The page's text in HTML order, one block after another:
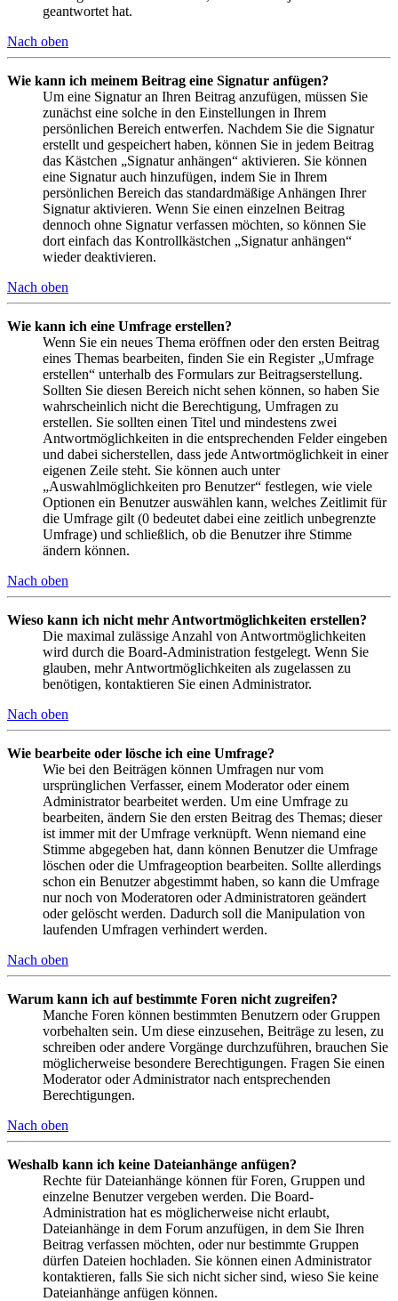
geantwortet hat.
Nach oben
Wie kann ich meinem Beitrag eine Signatur anfügen?
Um eine Signatur an Ihren Beitrag anzufügen, müssen Sie
zunächst eine solche in den Einstellungen in Ihrem
persönlichen Bereich entwerfen. Nachdem Sie die Signatur
erstellt und gespeichert haben, können Sie in jedem Beitrag
das Kästchen „Signatur anhängen“ aktivieren. Sie können
eine Signatur auch hinzufügen, indem Sie in Ihrem
persönlichen Bereich das standardmäßige Anhängen Ihrer
Signatur aktivieren. Wenn Sie einen einzelnen Beitrag
dennoch ohne Signatur verfassen möchten, so können Sie
dort einfach das Kontrollkästchen „Signatur anhängen“
wieder deaktivieren.
Nach oben
Wie kann ich eine Umfrage erstellen?
Wenn Sie ein neues Thema eröffnen oder den ersten Beitrag
eines Themas bearbeiten, finden Sie ein Register „Umfrage
erstellen“ unterhalb des Formulars zur Beitragserstellung.
Sollten Sie diesen Bereich nicht sehen können, so haben Sie
wahrscheinlich nicht die Berechtigung, Umfragen zu
erstellen. Sie sollten einen Titel und mindestens zwei
Antwortmöglichkeiten in die entsprechenden Felder eingeben
und dabei sicherstellen, dass jede Antwortmöglichkeit in einer
eigenen Zeile steht. Sie können auch unter
„Auswahlmöglichkeiten pro Benutzer“ festlegen, wie viele
Optionen ein Benutzer auswählen kann, welches Zeitlimit für
die Umfrage gilt (0 bedeutet dabei eine zeitlich unbegrenzte
Umfrage) und schließlich, ob die Benutzer ihre Stimme
ändern können.
Nach oben
Wieso kann ich nicht mehr Antwortmöglichkeiten erstellen?
Die maximal zulässige Anzahl von Antwortmöglichkeiten
wird durch die Board-Administration festgelegt. Wenn Sie
glauben, mehr Antwortmöglichkeiten als zugelassen zu
benötigen, kontaktieren Sie einen Administrator.
Nach oben
Wie bearbeite oder lösche ich eine Umfrage?
Wie bei den Beiträgen können Umfragen nur vom
ursprünglichen Verfasser, einem Moderator oder einem
Administrator bearbeitet werden. Um eine Umfrage zu
bearbeiten, ändern Sie den ersten Beitrag des Themas; dieser
ist immer mit der Umfrage verknüpft. Wenn niemand eine
Stimme abgegeben hat, dann können Benutzer die Umfrage
löschen oder die Umfrageoption bearbeiten. Sollte allerdings
schon ein Benutzer abgestimmt haben, so kann die Umfrage
nur noch von Moderatoren oder Administratoren geändert
oder gelöscht werden. Dadurch soll die Manipulation von
laufenden Umfragen verhindert werden.
Nach oben
Warum kann ich auf bestimmte Foren nicht zugreifen?
Manche Foren können bestimmten Benutzern oder Gruppen
vorbehalten sein. Um diese einzusehen, Beiträge zu lesen, zu
schreiben oder andere Vorgänge durchzuführen, brauchen Sie
möglicherweise besondere Berechtigungen. Fragen Sie einen
Moderator oder Administrator nach entsprechenden
Berechtigungen.
Nach oben
Weshalb kann ich keine Dateianhänge anfügen?
Rechte für Dateianhänge können für Foren, Gruppen und
einzelne Benutzer vergeben werden. Die Board-
Administration hat es möglicherweise nicht erlaubt,
Dateianhänge in dem Forum anzufügen, in dem Sie Ihren
Beitrag verfassen möchten, oder nur bestimmte Gruppen
dürfen Dateien hochladen. Sie können einen Administrator
kontaktieren, falls Sie sich nicht sicher sind, wieso Sie keine
Dateianhänge anfügen können.